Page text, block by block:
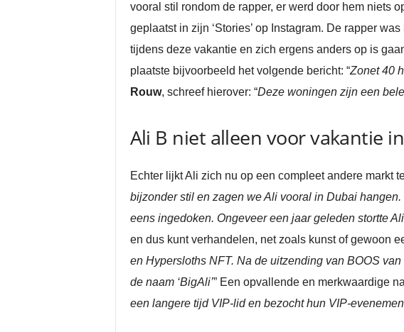
vooral stil rondom de rapper, er werd door hem niets
geplaatst in zijn ‘Stories’ op Instagram. De rapper
tijdens deze vakantie en zich ergens anders op is
plaatste bijvoorbeeld het volgende bericht: “Zonet 40
Rouw, schreef hierover: “Deze woningen zijn een
Ali B niet alleen voor vakantie
Echter lijkt Ali zich nu op een compleet andere markt
bijzonder stil en zagen we Ali vooral in Dubai
eens ingedoken. Ongeveer een jaar geleden stortte
en dus kunt verhandelen, net zoals kunst of gewoon
en Hypersloths NFT. Na de uitzending van BOOS
de naam ‘BigAli’” Een opvallende en merkwaardige
een langere tijd VIP-lid en bezocht hun VIP-